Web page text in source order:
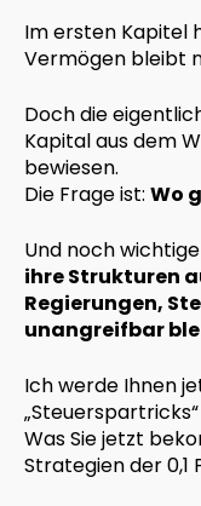
Im ersten Kapitel
Vermögen bleibt
Doch die
Kapital aus dem
bewiesen.
Die Frage ist: Wo
Und noch
ihre Strukturen
Regierungen,
unangreifbar
Ich werde Ihnen
Was Sie jetzt
Strategien der 0,1